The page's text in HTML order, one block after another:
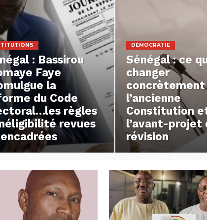
: Bassirou
Faye
la
du Code
règles
revues
DÉMOCRATIE
Sénégal : ce
changer
l’ancienne
Constitution
l’avant-projet
révision